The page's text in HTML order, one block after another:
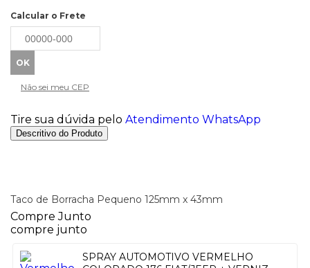
Calcular o Frete
Não sei meu CEP
Tire sua dúvida pelo Atendimento WhatsApp
Descritivo do Produto
Taco de Borracha Pequeno 125mm x 43mm
Compre Junto
compre junto
SPRAY AUTOMOTIVO VERMELHO